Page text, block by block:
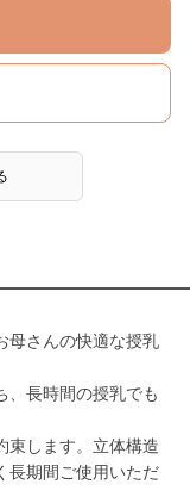
母さんの快適な授乳
、長時間の授乳でも
束します。立体構造
長期間ご使用いただ